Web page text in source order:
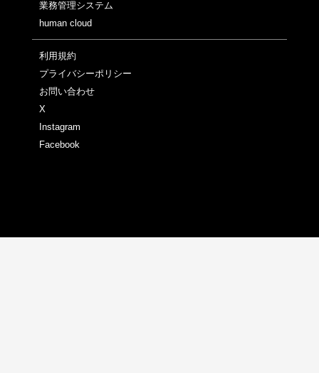
業務管理システム
human cloud
利用規約
プライバシーポリシー
お問い合わせ
X
Instagram
Facebook